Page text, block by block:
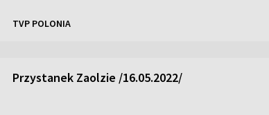
TVP POLONIA
Przystanek Zaolzie /16.05.2022/